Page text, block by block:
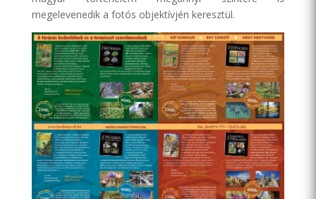
megelevenedik a fotós objektívjén keresztül.